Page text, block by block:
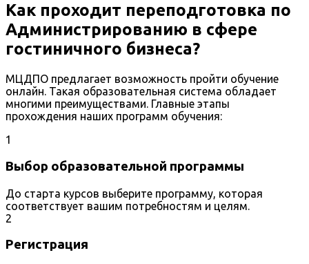
Как проходит переподготовка по
Администрированию в сфере
гостиничного бизнеса?
МЦДПО предлагает возможность пройти обучение
онлайн. Такая образовательная система обладает
многими преимуществами. Главные этапы
прохождения наших программ обучения:
1
Выбор образовательной программы
До старта курсов выберите программу, которая
соответствует вашим потребностям и целям.
2
Регистрация